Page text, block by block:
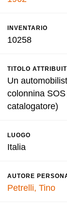
INVENTARIO
10258
TITOLO
Un
colonnina
catalogatore)
LUOGO
Italia
AUTORE
Petrelli, Tino